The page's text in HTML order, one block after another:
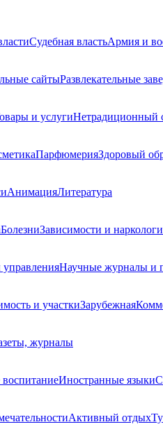
Судебная властьАрмия и
сайтыРазвлекательные
и услугиНетрадиционный
ПарфюмерияЗдоровый
АнимацияЛитература
БолезниЗависимости и
Научные журналы и
и участкиЗарубежная
журналы
Иностранные языки
Активный отдых